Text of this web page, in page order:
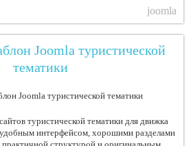
joomla
Joomla туристической
тематики
туристической тематики для движка
интерфейсом, хорошими разделами